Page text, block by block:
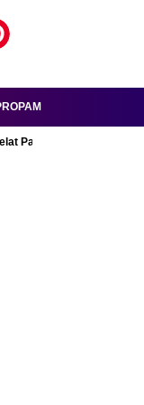
Pelaku Curanmor R6